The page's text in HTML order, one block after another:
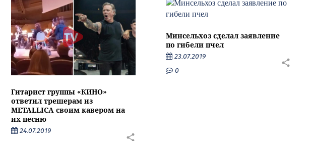
Гитарист группы «КИНО»
ответил трешерам из
METALLICA своим кавером на
их песню
24.07.2019
Минсельхоз сделал заявление
по гибели пчел
23.07.2019
0